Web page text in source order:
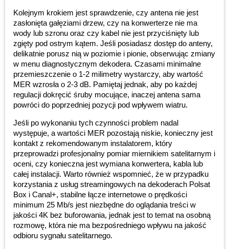
Kolejnym krokiem jest sprawdzenie, czy antena nie jest
zasłonięta gałęziami drzew, czy na konwerterze nie ma
wody lub szronu oraz czy kabel nie jest przyciśnięty lub
zgięty pod ostrym kątem. Jeśli posiadasz dostęp do anteny,
delikatnie porusz nią w poziomie i pionie, obserwując zmiany
w menu diagnostycznym dekodera. Czasami minimalne
przemieszczenie o 1-2 milimetry wystarczy, aby wartość
MER wzrosła o 2-3 dB. Pamiętaj jednak, aby po każdej
regulacji dokręcić śruby mocujące, inaczej antena sama
powróci do poprzedniej pozycji pod wpływem wiatru.
Jeśli po wykonaniu tych czynności problem nadal
występuje, a wartości MER pozostają niskie, konieczny jest
kontakt z rekomendowanym instalatorem, który
przeprowadzi profesjonalny pomiar miernikiem satelitarnym i
oceni, czy konieczna jest wymiana konwertera, kabla lub
całej instalacji. Warto również wspomnieć, że w przypadku
korzystania z usług streamingowych na dekoderach Polsat
Box i Canal+, stabilne łącze internetowe o prędkości
minimum 25 Mb/s jest niezbędne do oglądania treści w
jakości 4K bez buforowania, jednak jest to temat na osobną
rozmowę, która nie ma bezpośredniego wpływu na jakość
odbioru sygnału satelitarnego.